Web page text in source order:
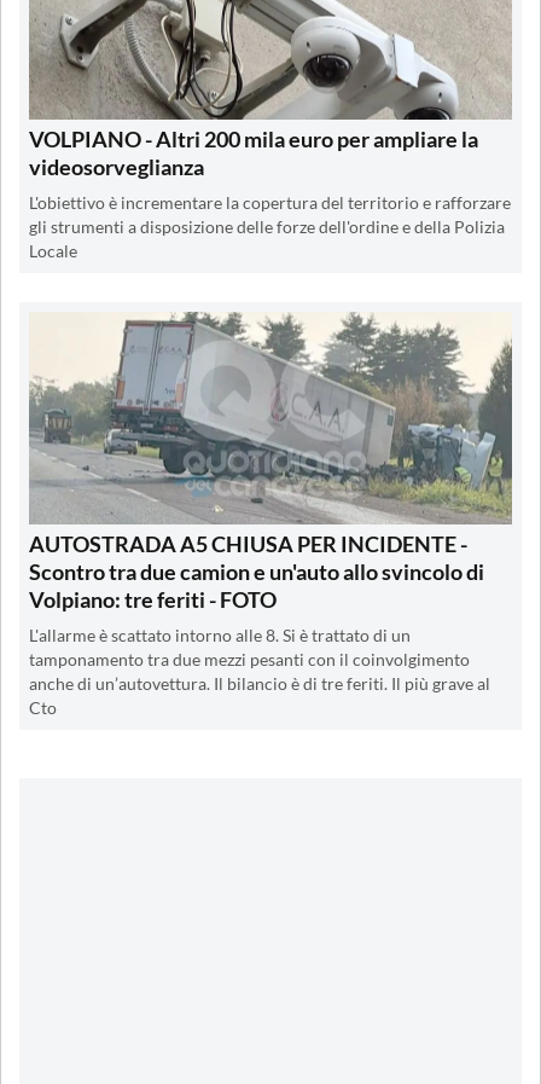
VOLPIANO - Altri 200 mila euro per ampliare la
videosorveglianza
L'obiettivo è incrementare la copertura del territorio e rafforzare
gli strumenti a disposizione delle forze dell'ordine e della Polizia
Locale
AUTOSTRADA A5 CHIUSA PER INCIDENTE -
Scontro tra due camion e un'auto allo svincolo di
Volpiano: tre feriti - FOTO
L'allarme è scattato intorno alle 8. Si è trattato di un
tamponamento tra due mezzi pesanti con il coinvolgimento
anche di un’autovettura. Il bilancio è di tre feriti. Il più grave al
Cto